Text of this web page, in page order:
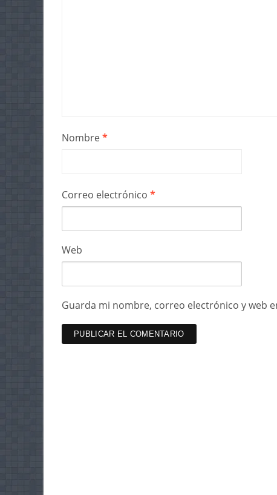
Nombre*
Correo electrónico *
Web
Guarda mi nombre, correo electrónico y web